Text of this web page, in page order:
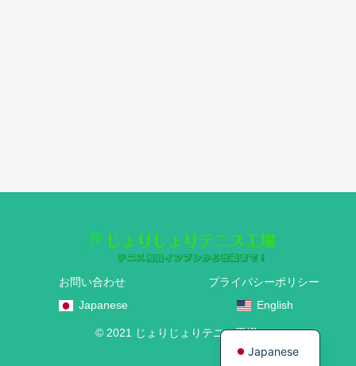
お問い合わせ
プライバシーポリシー
Japanese
English
© 2021 じょりじょりテニス工場.
Japanese
English